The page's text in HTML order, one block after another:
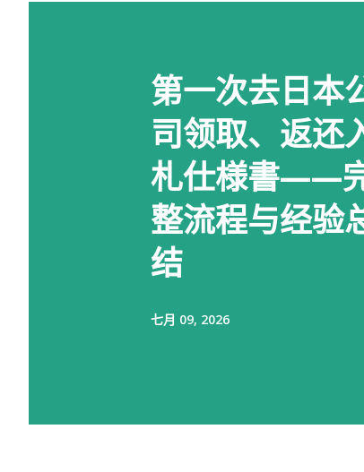
第一次去日本
司领取、返还
札仕様書——
整流程与经验
结
七月 09, 2026